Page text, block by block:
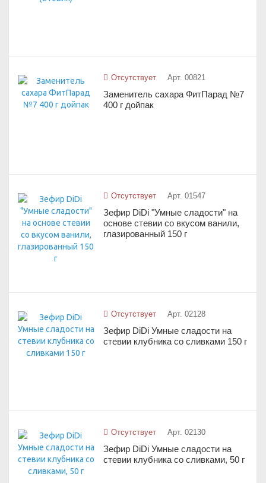
Отсутствует Арт. 00821
Заменитель сахара ФитПарад №7
400 г дойпак
Отсутствует Арт. 01547
Зефир DiDi "Умные сладости" на
основе стевии со вкусом ванили,
глазированный 150 г
Отсутствует Арт. 02128
Зефир DiDi Умные сладости на
стевии клубника со сливками 150 г
Отсутствует Арт. 02130
Зефир DiDi Умные сладости на
стевии клубника со сливками, 50 г